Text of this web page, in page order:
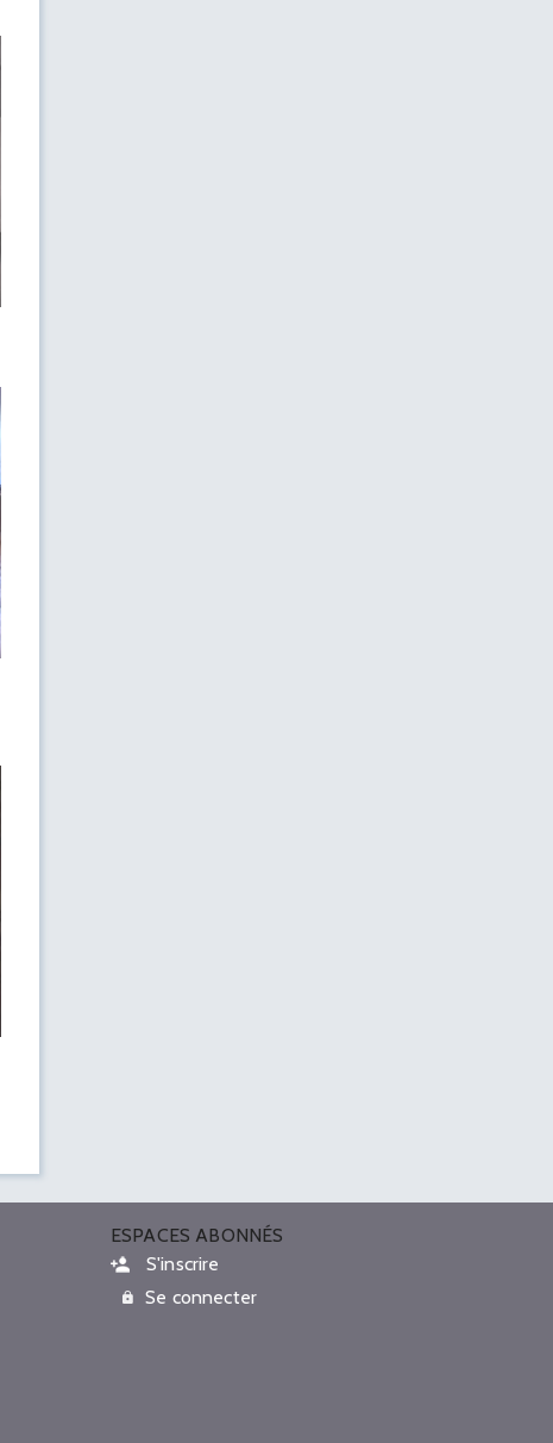
ESPACES ABONNÉS
S'inscrire
Se connecter